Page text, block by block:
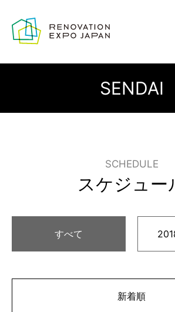
SENDAI
SCHEDULE
スケジュー
すべて
新着順